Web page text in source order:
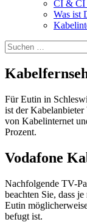
CI & CI
Was ist
Suchen
nach:
Für Eutin in
ist der
von Kabelinternet
Prozent.
Vodafone
Nachfolgende TV-
beachten Sie, dass
Eutin
befugt ist.